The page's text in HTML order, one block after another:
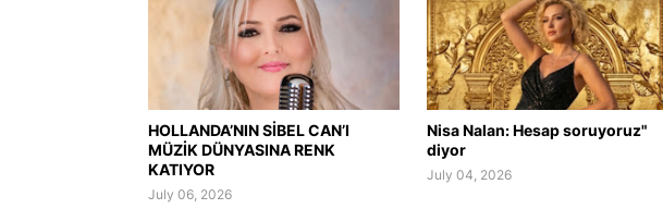
HOLLANDA’NIN SİBEL CAN’I
MÜZİK DÜNYASINA RENK
KATIYOR
July 06, 2026
Nisa Nalan: Hesap soruyoruz"
diyor
July 04, 2026